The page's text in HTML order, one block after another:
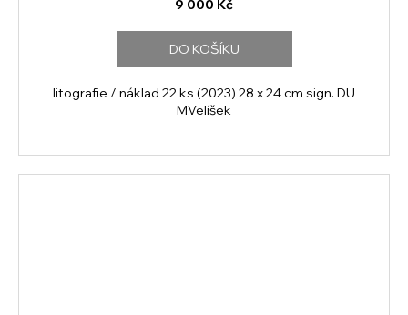
9 000 Kč
DO KOŠÍKU
litografie / náklad 22 ks (2023) 28 x 24 cm sign. DU
MVelíšek